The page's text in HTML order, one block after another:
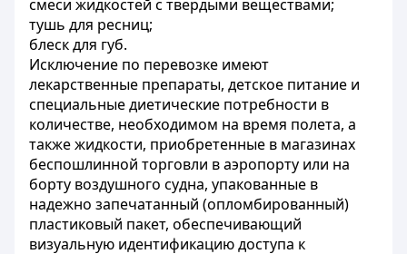
смеси жидкостей с твердыми веществами;
тушь для ресниц;
блеск для губ.
Исключение по перевозке имеют
лекарственные препараты, детское питание и
специальные диетические потребности в
количестве, необходимом на время полета, а
также жидкости, приобретенные в магазинах
беспошлинной торговли в аэропорту или на
борту воздушного судна, упакованные в
надежно запечатанный (опломбированный)
пластиковый пакет, обеспечивающий
визуальную идентификацию доступа к